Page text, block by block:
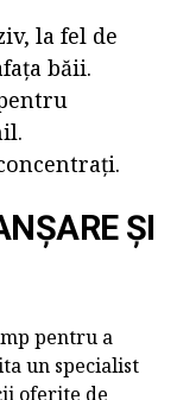
la fel de
băii.
ȘI
pentru a
un specialist
oferite de